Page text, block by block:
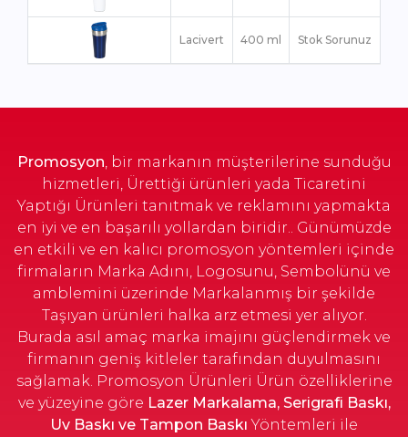
Lacivert 400 ml Stok Sorunuz
Promosyon, bir markanın müşterilerine sunduğu
hizmetleri, Ürettiği ürünleri yada Ticaretini
Yaptığı Ürünleri tanıtmak ve reklamını yapmakta
en iyi ve en başarılı yollardan biridir.. Günümüzde
en etkili ve en kalıcı promosyon yöntemleri içinde
firmaların Marka Adını, Logosunu, Sembolünü ve
amblemini üzerinde Markalanmış bir şekilde
Taşıyan ürünleri halka arz etmesi yer alıyor.
Burada asıl amaç marka imajını güçlendirmek ve
firmanın geniş kitleler tarafından duyulmasını
sağlamak. Promosyon Ürünleri Ürün özelliklerine
ve yüzeyine göre Lazer Markalama, Serigrafi Baskı,
Uv Baskı ve Tampon Baskı Yöntemleri ile